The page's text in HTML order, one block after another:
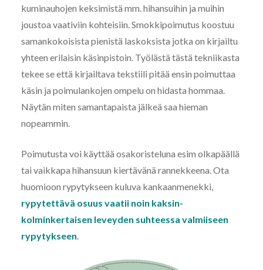
kuminauhojen keksimistä mm. hihansuihin ja muihin
joustoa vaativiin kohteisiin. Smokkipoimutus koostuu
samankokoisista pienistä laskoksista jotka on kirjailtu
yhteen erilaisin käsinpistoin. Työlästä tästä tekniikasta
tekee se että kirjailtava tekstiili pitää ensin poimuttaa
käsin ja poimulankojen ompelu on hidasta hommaa.
Näytän miten samantapaista jälkeä saa hieman
nopeammin.
Poimutusta voi käyttää osakoristeluna esim olkapäällä
tai vaikkapa hihansuun kiertävänä rannekkeena. Ota
huomioon rypytykseen kuluva kankaanmenekki,
rypytettävä osuus vaatii noin kaksin-
kolminkertaisen leveyden suhteessa valmiiseen
rypytykseen.